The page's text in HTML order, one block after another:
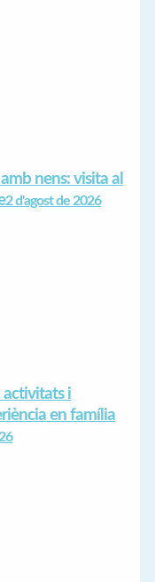
nens: visita al
2 d'agost de 2026
activitats i
en família